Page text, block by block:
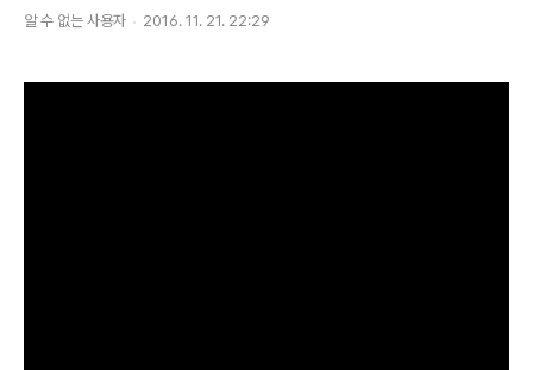
알 수 없는 사용자 2016. 11. 21. 22:29